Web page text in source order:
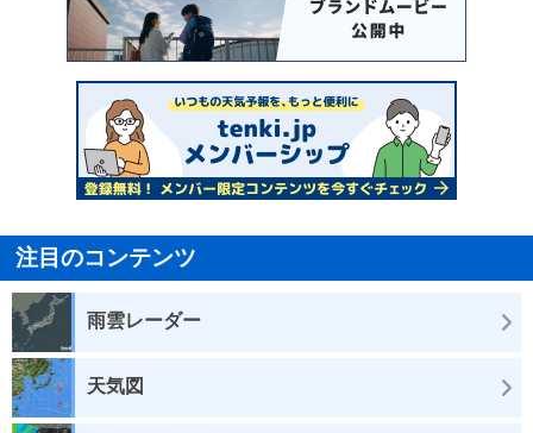
注目のコンテンツ
雨雲レーダー
天気図